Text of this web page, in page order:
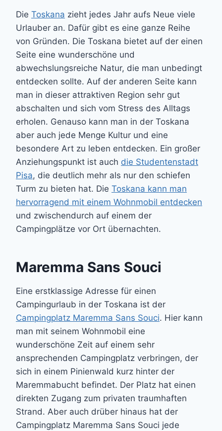
Die Toskana zieht jedes Jahr aufs Neue viele
Urlauber an. Dafür gibt es eine ganze Reihe
von Gründen. Die Toskana bietet auf der einen
Seite eine wunderschöne und
abwechslungsreiche Natur, die man unbedingt
entdecken sollte. Auf der anderen Seite kann
man in dieser attraktiven Region sehr gut
abschalten und sich vom Stress des Alltags
erholen. Genauso kann man in der Toskana
aber auch jede Menge Kultur und eine
besondere Art zu leben entdecken. Ein großer
Anziehungspunkt ist auch die Studentenstadt
Pisa, die deutlich mehr als nur den schiefen
Turm zu bieten hat. Die Toskana kann man
hervorragend mit einem Wohnmobil entdecken
und zwischendurch auf einem der
Campingplätze vor Ort übernachten.
Maremma Sans Souci
Eine erstklassige Adresse für einen
Campingurlaub in der Toskana ist der
Campingplatz Maremma Sans Souci. Hier kann
man mit seinem Wohnmobil eine
wunderschöne Zeit auf einem sehr
ansprechenden Campingplatz verbringen, der
sich in einem Pinienwald kurz hinter der
Maremmabucht befindet. Der Platz hat einen
direkten Zugang zum privaten traumhaften
Strand. Aber auch drüber hinaus hat der
Campingplatz Maremma Sans Souci jede